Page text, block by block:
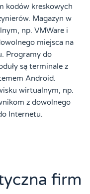
kodów kreskowych
Magazyn w
np. VMWare i
miejsca na
Programy do
są terminale z
Android.
wirtualnym, np.
z dowolnego
Internetu.
firm